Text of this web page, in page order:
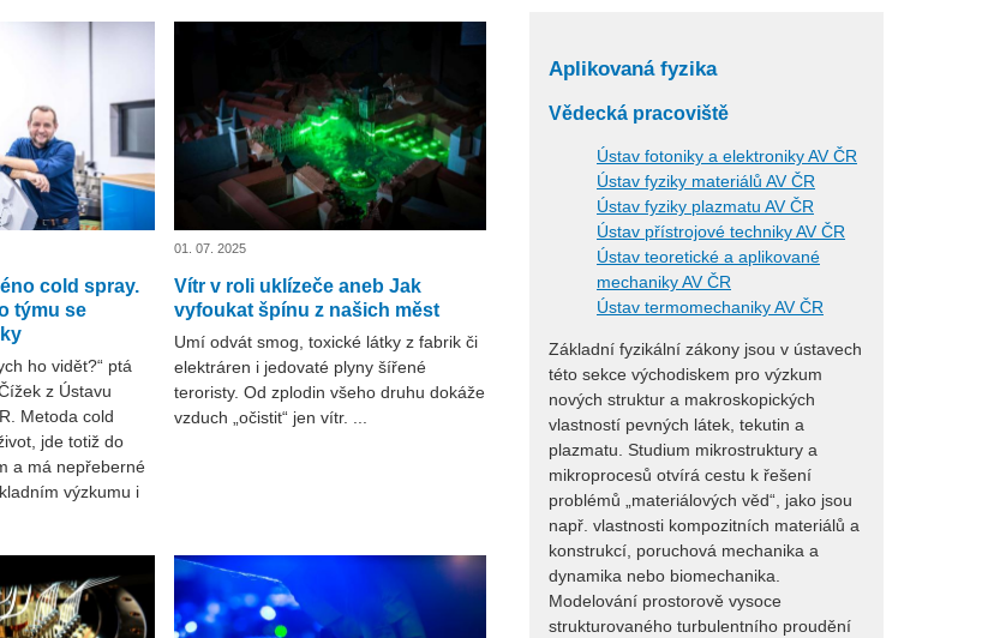
cold spray.
týmu se
ho vidět?“ ptá
z Ústavu
Metoda cold
jde totiž do
a má nepřeberné
výzkumu i
01. 07. 2025
Vítr v roli uklízeče aneb Jak
vyfoukat špínu z našich měst
Umí odvát smog, toxické látky z fabrik či
elektráren i jedovaté plyny šířené
teroristy. Od zplodin všeho druhu dokáže
vzduch „očistit“ jen vítr. ...
Aplikovaná fyzika
Vědecká pracoviště
Ústav fotoniky a elektroniky AV ČR
Ústav fyziky materiálů AV ČR
Ústav fyziky plazmatu AV ČR
Ústav přístrojové techniky AV ČR
Ústav teoretické a aplikované
mechaniky AV ČR
Ústav termomechaniky AV ČR
Základní fyzikální zákony jsou v ústavech
této sekce východiskem pro výzkum
nových struktur a makroskopických
vlastností pevných látek, tekutin a
plazmatu. Studium mikrostruktury a
mikroprocesů otvírá cestu k řešení
problémů „materiálových věd“, jako jsou
např. vlastnosti kompozitních materiálů a
konstrukcí, poruchová mechanika a
dynamika nebo biomechanika.
Modelování prostorově vysoce
strukturovaného turbulentního proudění